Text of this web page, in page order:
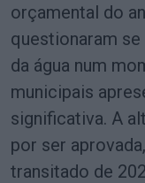
orçamental do
questionaram
da água num
municipais
significativa. A
por ser
transitado de